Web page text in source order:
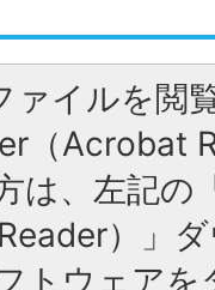
ァイルを閲
（Acrobat
は、左記の
）」
トウェア